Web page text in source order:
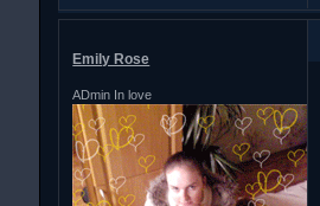
Emily Rose
ADmin In love